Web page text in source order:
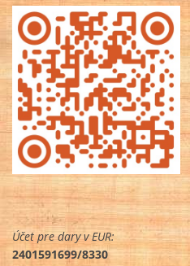
Účet pre dary v EUR:
2401591699/8330